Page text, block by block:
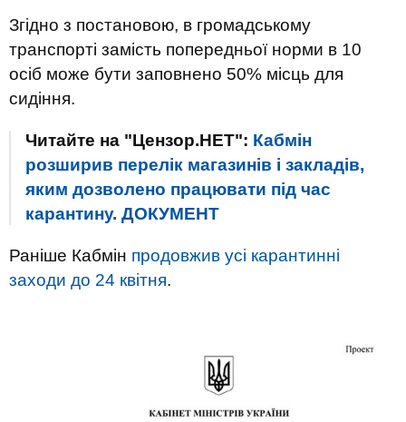
Згідно з постановою, в громадському
транспорті замість попередньої норми в 10
осіб може бути заповнено 50% місць для
сидіння.
Читайте на "Цензор.НЕТ": Кабмін
розширив перелік магазинів і закладів,
яким дозволено працювати під час
карантину. ДОКУМЕНТ
Раніше Кабмін продовжив усі карантинні
заходи до 24 квітня.